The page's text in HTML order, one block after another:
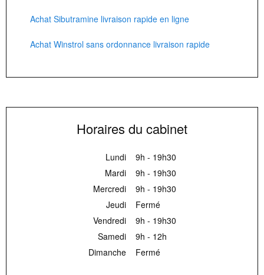
Achat Sibutramine livraison rapide en ligne
Achat Winstrol sans ordonnance livraison rapide
Horaires du cabinet
Lundi
9h - 19h30
Mardi
9h - 19h30
Mercredi
9h - 19h30
Jeudi
Fermé
Vendredi
9h - 19h30
Samedi
9h - 12h
Dimanche
Fermé